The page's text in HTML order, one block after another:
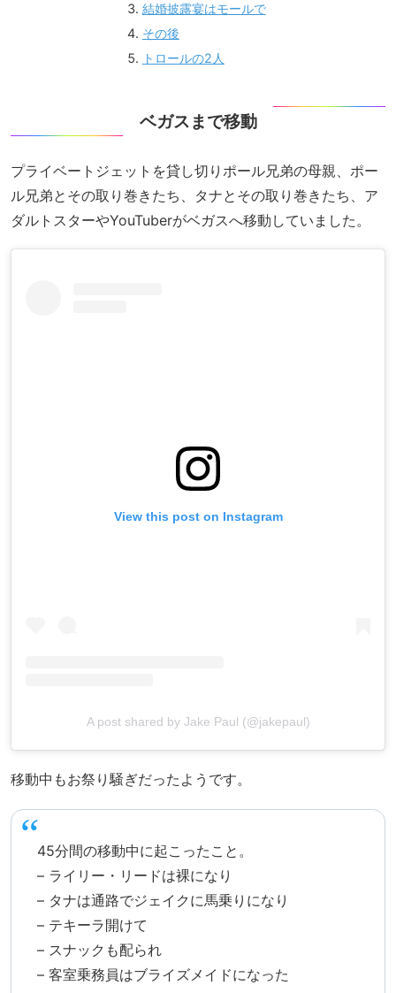
結婚披露宴はモールで
その後
トロールの2人
ベガスまで移動
プライベートジェットを貸し切りポール兄弟の母親、ポー
ル兄弟とその取り巻きたち、タナとその取り巻きたち、ア
ダルトスターやYouTuberがベガスへ移動していました。
View this post on Instagram
A post shared by Jake Paul (@jakepaul)
移動中もお祭り騒ぎだったようです。
45分間の移動中に起こったこと。
– ライリー・リードは裸になり
– タナは通路でジェイクに馬乗りになり
– テキーラ開けて
– スナックも配られ
– 客室乗務員はブライズメイドになった